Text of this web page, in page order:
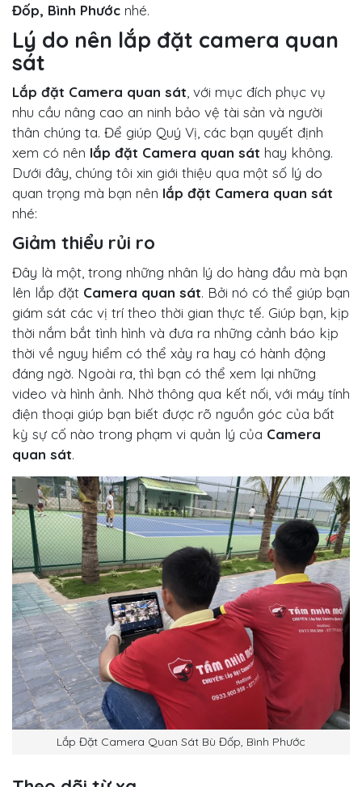
Đốp, Bình Phước nhé.
Lý do nên lắp đặt camera quan
sát
Lắp đặt Camera quan sát , với mục đích phục vụ
nhu cầu nâng cao an ninh bảo vệ tài sản và người
thân chúng ta. Để giúp Quý Vị, các bạn quyết định
xem có nên lắp đặt Camera quan sát hay không.
Dưới đây, chúng tôi xin giới thiệu qua một số lý do
quan trọng mà bạn nên lắp đặt Camera quan sát
nhé:
Giảm thiểu rủi ro
Đây là một, trong những nhân lý do hàng đầu mà bạn
lên lắp đặt Camera quan sát. Bởi nó có thể giúp bạn
giám sát các vị trí theo thời gian thực tế. Giúp bạn, kịp
thời nắm bắt tình hình và đưa ra những cảnh báo kịp
thời về nguy hiểm có thể xảy ra hay có hành động
đáng ngờ. Ngoài ra, thì bạn có thể xem lại những
video và hình ảnh. Nhờ thông qua kết nối, với máy tính
điện thoại giúp bạn biết được rõ nguồn góc của bất
kỳ sự cố nào trong phạm vi quản lý của Camera
quan sát.
Lắp Đặt Camera Quan Sát Bù Đốp, Bình Phước